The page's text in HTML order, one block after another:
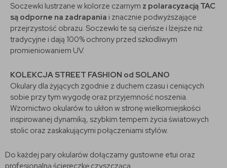
Soczewki lustrzane w kolorze czarnym z polaracyzacją TAC
są odporne na zadrapania i znacznie podwyższające
przejrzystość obrazu. Soczewki te są cieńsze i lżejsze niż
tradycyjne i dają 100% ochrony przed szkodliwym
promieniowaniem UV.
KOLEKCJA STREET FASHION od SOLANO
Okulary dla żyjących zgodnie z duchem czasu i ceniących
sobie przy tym wygodę oraz przyjemność noszenia.
Wzornictwo okularów to ukłon w stronę wielkomiejskości
inspirowanej dynamiką, szybkim tempem życia światowych
stolic oraz zaskakującymi połączeniami stylów.
Do każdej pary okularów dołączamy gustowne etui oraz
profesjonalną ściereczkę czyszczącą.